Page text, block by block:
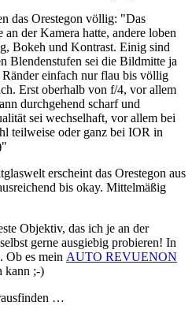
das Orestegon völlig: "Das
der Kamera hatte, andere loben
Bokeh und Kontrast. Einig sind
Blendenstufen sei die Bildmitte ja
einfach nur flau bis völlig
Erst oberhalb von f/4, vor allem
durchgehend scharf und
sei wechselhaft, vor allem bei
teilweise oder ganz bei IOR in
erscheint das Orestegon aus
bis okay. Mittelmäßig
Objektiv, das ich je an der
gerne ausgiebig probieren! In
Ob es mein AUTO REVUENON
kann ;-)
…